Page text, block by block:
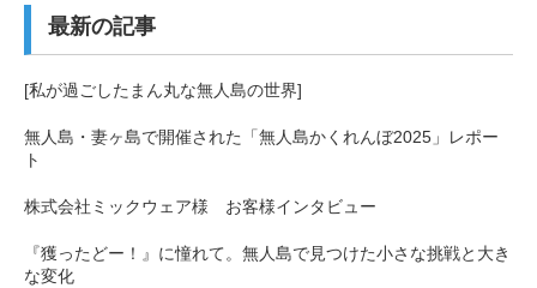
最新の記事
[私が過ごしたまん丸な無人島の世界]
無人島・妻ヶ島で開催された「無人島かくれんぼ2025」レポー
ト
株式会社ミックウェア様 お客様インタビュー
『獲ったどー！』に憧れて。無人島で見つけた小さな挑戦と大き
な変化